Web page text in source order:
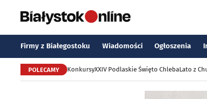
Firmy z Białegostoku Wiadomości Ogłoszenia
POLECAMY KonkursyXXIV Podlaskie Święto ChlebaLato z